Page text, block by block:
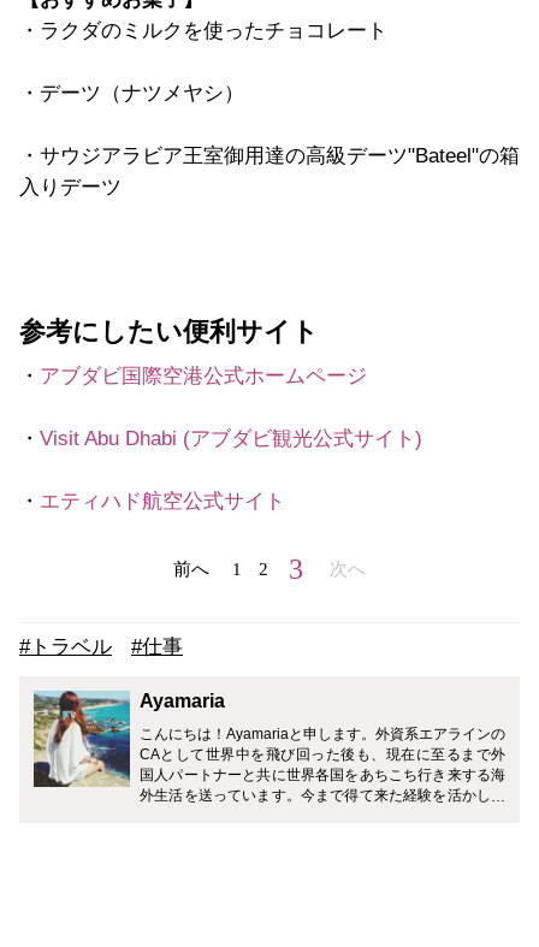
・ラクダのミルクを使ったチョコレート
・デーツ（ナツメヤシ）
・サウジアラビア王室御用達の高級デーツ"Bateel"の箱
入りデーツ
参考にしたい便利サイト
・ アブダビ国際空港公式ホームページ
・ Visit Abu Dhabi (アブダビ観光公式サイト)
・ エティハド航空公式サイト
前へ 1 2 3 次へ
#トラベル #仕事
Ayamaria
こんにちは！Ayamariaと申します。外資系エアラインの
CAとして世界中を飛び回った後も、現在に至るまで外
国人パートナーと共に世界各国をあちこち行き来する海
外生活を送っています。今まで得て来た経験を活かし、